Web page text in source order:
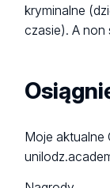
kryminalne
czasie). A non
Moje aktualne